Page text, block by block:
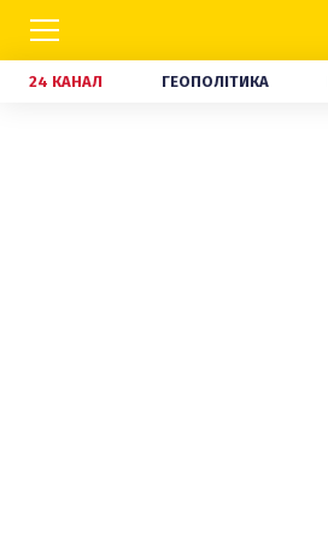
24 КАНАЛ ГЕОПОЛІТИКА